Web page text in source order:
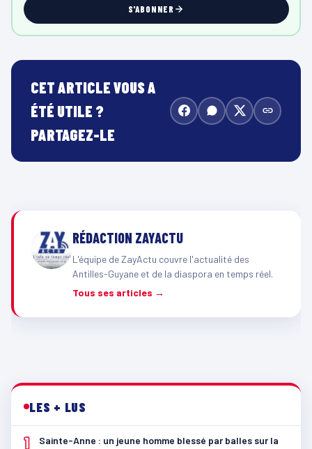
S'ABONNER
CET ARTICLE VOUS A
ÉTÉ UTILE ?
PARTAGEZ-LE
RÉDACTION ZAYACTU
L'équipe de ZayActu couvre l'actualité des
Antilles-Guyane et de la diaspora en temps réel.
Tous ses articles →
LES + LUS
1
Sainte-Anne : un jeune homme blessé par balles sur la